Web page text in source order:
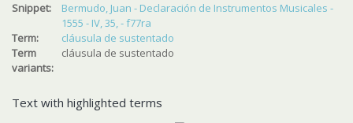
Snippet:
Bermudo, Juan - Declaración de Instrumentos Musicales -
1555 - IV, 35, - f77ra
Term:
cláusula de sustentado
Term
variants:
cláusula de sustentado
Text with highlighted terms